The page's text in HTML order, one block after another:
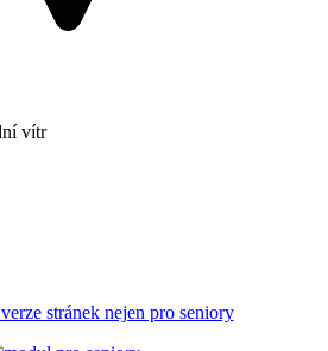
vítr
stránek nejen pro seniory